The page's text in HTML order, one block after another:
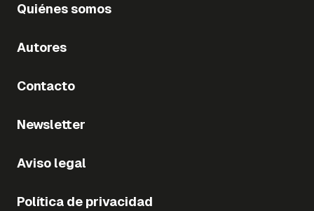
Quiénes somos
Autores
Contacto
Newsletter
Aviso legal
Política de privacidad